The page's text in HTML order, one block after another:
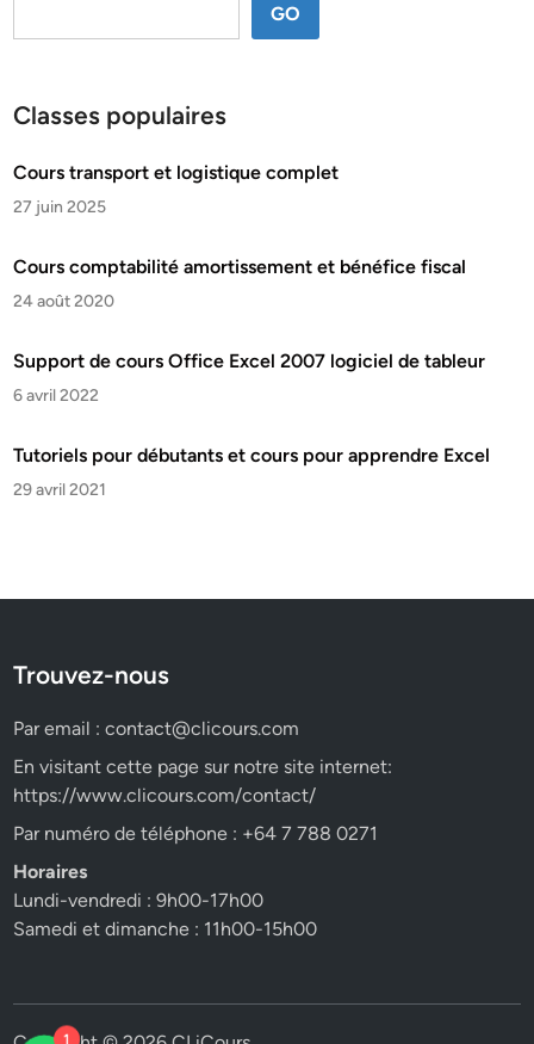
GO
Classes populaires
Cours transport et logistique complet
27 juin 2025
Cours comptabilité amortissement et bénéfice fiscal
24 août 2020
Support de cours Office Excel 2007 logiciel de tableur
6 avril 2022
Tutoriels pour débutants et cours pour apprendre Excel
29 avril 2021
Trouvez-nous
Par email :contact@clicours.com
En visitant cette page sur notre site internet:
https://www.clicours.com/contact/
Par numéro de téléphone : +64 7 788 0271
Horaires
Lundi-vendredi : 9h00-17h00
Samedi et dimanche : 11h00-15h00